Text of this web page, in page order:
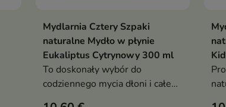
Dodaj do koszyka
Mydlarnia Cztery Szpaki
naturalne Mydło w płynie
Eukaliptus Cytrynowy 300 ml
To doskonały wybór do
codziennego mycia dłoni i całego